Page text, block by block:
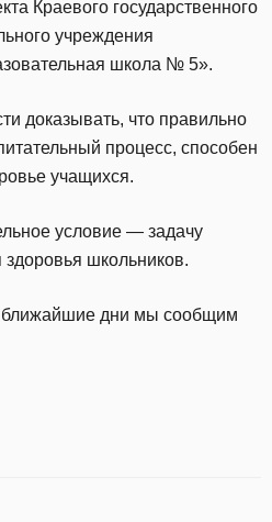
Краевого государственного
учреждения
школа № 5».
доказывать, что правильно
процесс, способен
учащихся.
условие — задачу
школьников.
ближайшие дни мы сообщим